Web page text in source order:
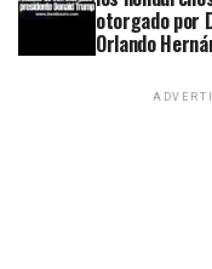
otorgado por
Orlando